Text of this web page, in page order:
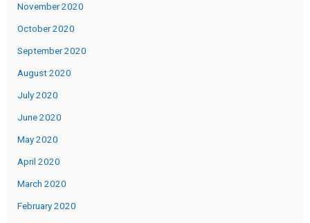
November 2020
October 2020
September 2020
August 2020
July 2020
June 2020
May 2020
April 2020
March 2020
February 2020